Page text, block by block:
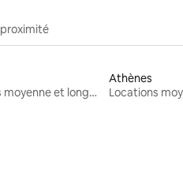
Locations moyenne et longue durée
Athènes